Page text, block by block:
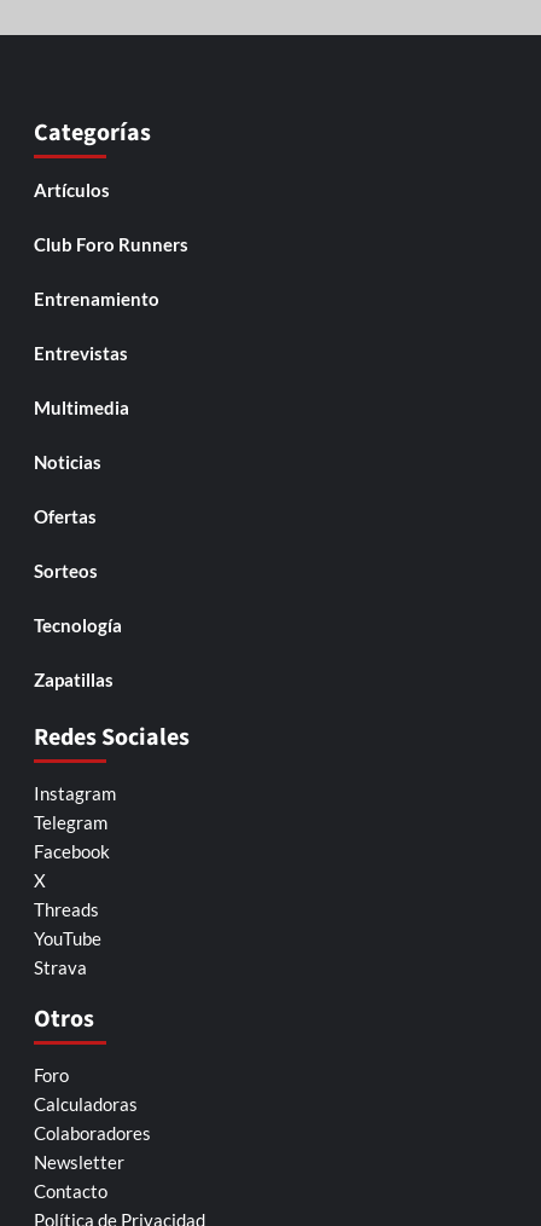
Categorías
Artículos
Club Foro Runners
Entrenamiento
Entrevistas
Multimedia
Noticias
Ofertas
Sorteos
Tecnología
Zapatillas
Redes Sociales
Instagram
Telegram
Facebook
X
Threads
YouTube
Strava
Otros
Foro
Calculadoras
Colaboradores
Newsletter
Contacto
Política de Privacidad